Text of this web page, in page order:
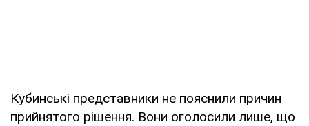
Кубинські представники не пояснили причин
прийнятого рішення. Вони оголосили лише, що